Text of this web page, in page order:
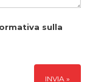
sulla